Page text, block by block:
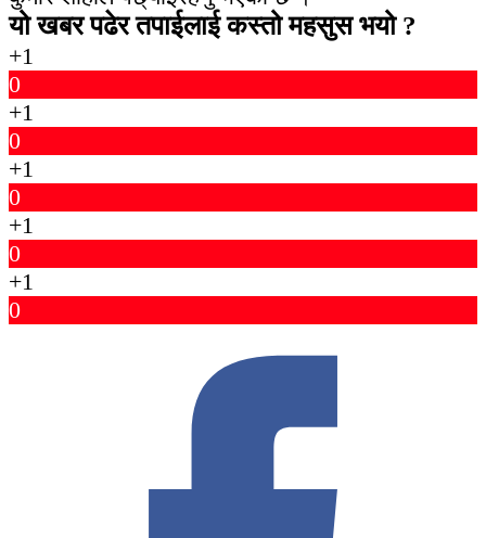
यो खबर पढेर तपाईलाई कस्तो महसुस भयो ?
+1
0
+1
0
+1
0
+1
0
+1
0